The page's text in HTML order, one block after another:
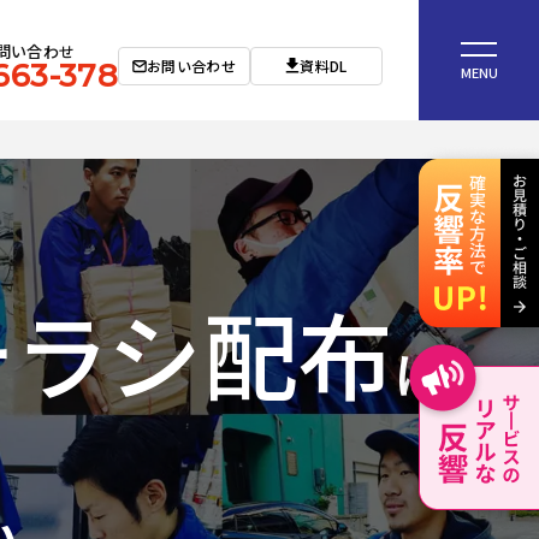
い合わせ
378 お問い合わせ 資料DL MENU
シ配布は